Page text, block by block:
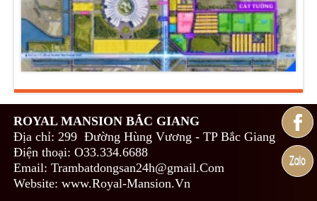
ROYAL MANSION BẮC GIANG
Địa chỉ: 299 Đường Hùng Vương - TP Bắc Giang
Điện thoại: O33.334.6688
Email: Trambatdongsan24h@gmail.Com
Website: www.Royal-Mansion.Vn